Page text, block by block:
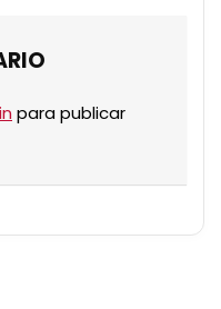
para publicar